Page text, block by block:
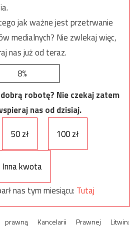
jak ważne jest przetrwanie
medialnych? Nie zwlekaj więc,
nas już od teraz.
8%
robotę? Nie czekaj zatem
nas od dzisiaj.
50 zł 100 zł
Inna kwota
nas tym miesiącu: Tutaj
Kancelarii Prawnej Litwin: